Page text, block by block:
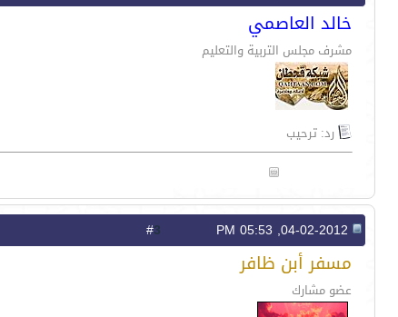
خالد العاصمي
مشرف مجلس التربية والتعليم
رد: ترحيب
3
مسفر أبن ظافر
عضو مشارك